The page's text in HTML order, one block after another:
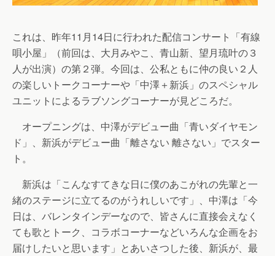
これは、昨年11月14日に行われた配信コンサート「有線
唄小屋」（前回は、大月みやこ、青山新、望月琉叶の３
人が出演）の第２弾。今回は、公私ともに仲の良い２人
の楽しいトークコーナーや「中澤＋新浜」のスペシャル
ユニットによるラブソングコーナーが見どころだ。
オープニングは、中澤がデビュー曲「青いダイヤモン
ド」、新浜がデビュー曲「離さない 離さない」でスター
ト。
新浜は「こんなすてきな日に僕のあこがれの先輩と一
緒のステージに立てるのがうれしいです」、中澤は「今
日は、バレンタインデーなので、皆さんに直接会えなく
ても歌とトーク、コラボコーナーなどいろんな企画をお
届けしたいと思います」とあいさつした後、新浜が、最